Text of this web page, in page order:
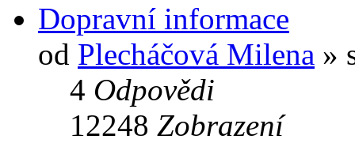
Dopravní informace
od Plecháčová Milena »
4 Odpovědi
12248 Zobrazení